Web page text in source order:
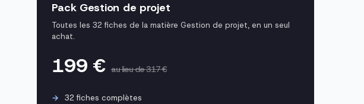
Pack Gestion de projet
Toutes les 32 fiches de la matière Gestion de projet, en un seul
achat.
199 €au lieu de 317 €
32 fiches complètes